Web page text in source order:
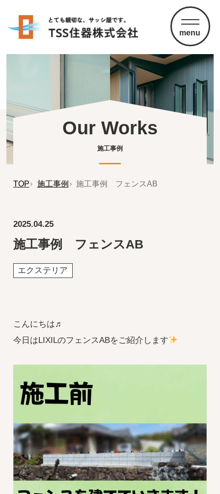
menu
Our Works
施工事例
TOP 施工事例 施工事例 フェンスAB
2025.04.25
施工事例 フェンスAB
エクステリア
こんにちは♬
今日はLIXILのフェンスABをご紹介します